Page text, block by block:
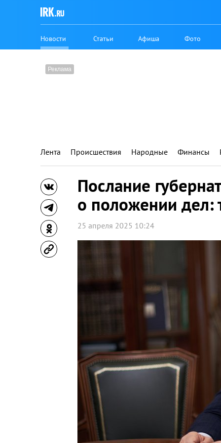
Новости Статьи Афиша Фото
Лента Происшествия Народные Финансы
Послание
о положении дел:
25 апреля 2025 10:24